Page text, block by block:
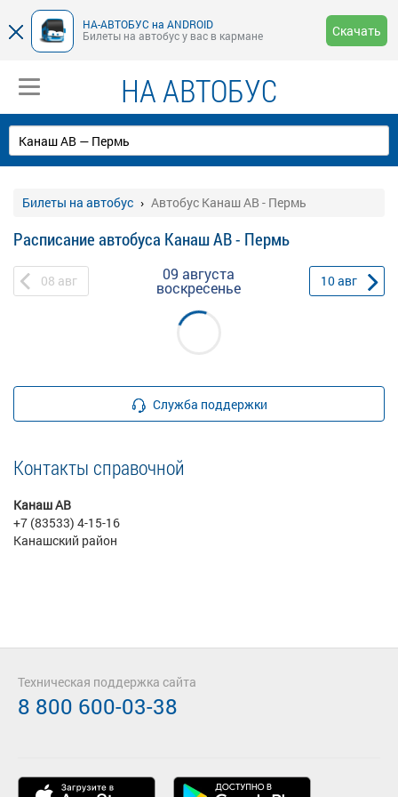
НА-АВТОБУС на ANDROID
Билеты на автобус у вас в кармане
Скачать
НА АВТОБУС
Билеты на автобус Автобус Канаш АВ - Пермь
Расписание автобуса Канаш АВ - Пермь
08 авг 09 августа
воскресенье 10авг
Служба поддержки
Контакты справочной
Канаш АВ
+7 (83533) 4-15-16
Канашский район
Техническая поддержка сайта
8 800 600-03-38